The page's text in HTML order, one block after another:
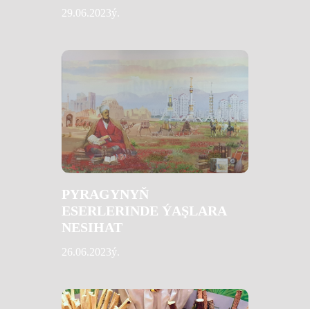
29.06.2023ý.
PYRAGYNYŇ
ESERLERINDE ÝAŞLARA
NESIHAT
26.06.2023ý.